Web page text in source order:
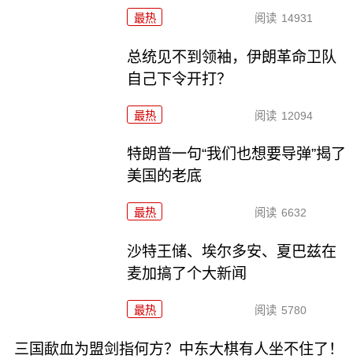
最热 阅读 14931
总统见不到领袖，伊朗革命卫队
自己下令开打？
最热 阅读 12094
特朗普一句“我们也想要导弹”揭了
美国的老底
最热 阅读 6632
沙特王储、埃尔多安、夏巴兹在
麦加搞了个大新闻
最热 阅读 5780
三国歃血为盟剑指何方？中东大棋有人坐不住了！